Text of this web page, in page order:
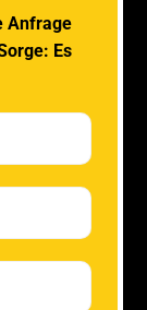
Anfrage
Es